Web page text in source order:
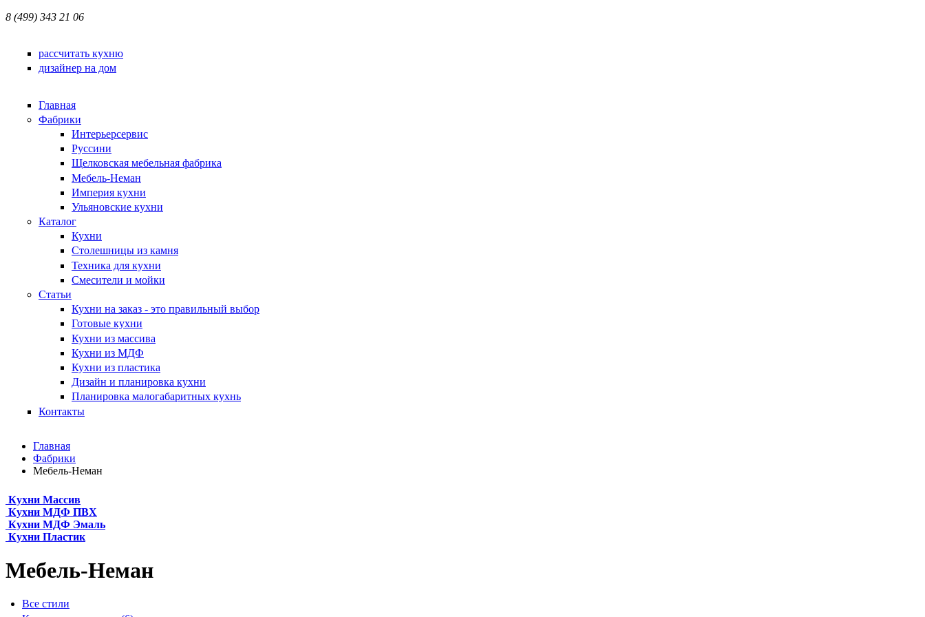
8 (499) 343 21 06
рассчитать кухню
дизайнер на дом
Главная
Фабрики
Интерьерсервис
Руссини
Щелковская мебельная фабрика
Мебель-Неман
Империя кухни
Ульяновские кухни
Каталог
Кухни
Столешницы из камня
Техника для кухни
Смесители и мойки
Статьи
Кухни на заказ - это правильный выбор
Готовые кухни
Кухни из массива
Кухни из МДФ
Кухни из пластика
Дизайн и планировка кухни
Планировка малогабаритных кухнь
Контакты
Главная
Фабрики
Мебель-Неман
Кухни Массив
Кухни МДФ ПВХ
Кухни МДФ Эмаль
Кухни Пластик
Мебель-Неман
Все стили